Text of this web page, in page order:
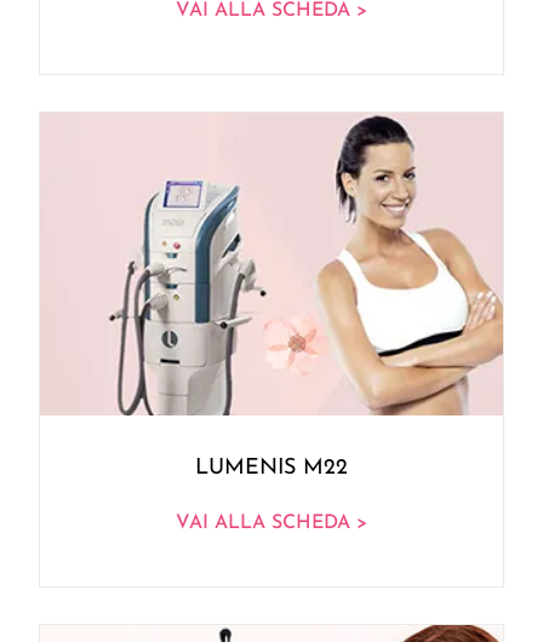
VAI ALLA SCHEDA >
LUMENIS M22
VAI ALLA SCHEDA >